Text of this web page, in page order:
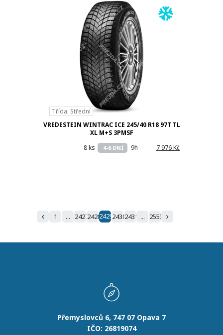
Třída: Střední
VREDESTEIN WINTRAC ICE 245/40 R18 97T TL
XL M+S 3PMSF
7 976 Kč
9h
4-6 DNÍ
8 ks
1 ... 24272428242924302431 ... 2553
Přemyslovců 6, 747 07 Opava 7
IČO: 26819074